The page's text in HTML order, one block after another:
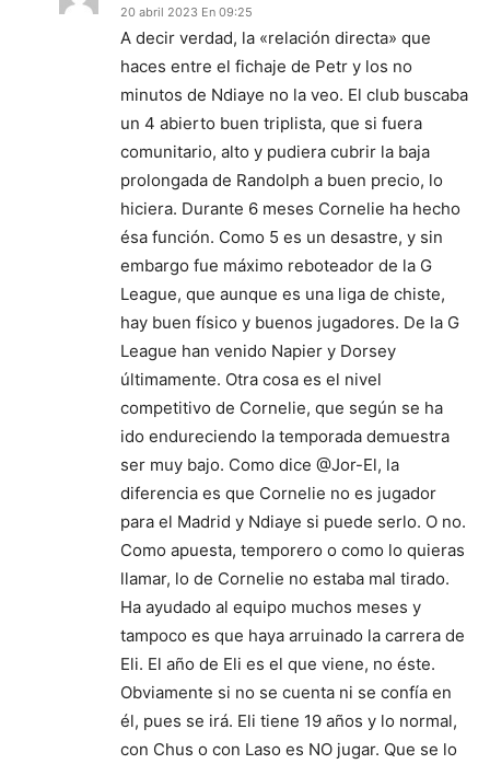
20 abril 2023 En 09:25
A decir verdad, la «relación directa» que
haces entre el fichaje de Petr y los no
minutos de Ndiaye no la veo. El club buscaba
un 4 abierto buen triplista, que si fuera
comunitario, alto y pudiera cubrir la baja
prolongada de Randolph a buen precio, lo
hiciera. Durante 6 meses Cornelie ha hecho
ésa función. Como 5 es un desastre, y sin
embargo fue máximo reboteador de la G
League, que aunque es una liga de chiste,
hay buen físico y buenos jugadores. De la G
League han venido Napier y Dorsey
últimamente. Otra cosa es el nivel
competitivo de Cornelie, que según se ha
ido endureciendo la temporada demuestra
ser muy bajo. Como dice @Jor-El, la
diferencia es que Cornelie no es jugador
para el Madrid y Ndiaye si puede serlo. O no.
Como apuesta, temporero o como lo quieras
llamar, lo de Cornelie no estaba mal tirado.
Ha ayudado al equipo muchos meses y
tampoco es que haya arruinado la carrera de
Eli. El año de Eli es el que viene, no éste.
Obviamente si no se cuenta ni se confía en
él, pues se irá. Eli tiene 19 años y lo normal,
con Chus o con Laso es NO jugar. Que se lo